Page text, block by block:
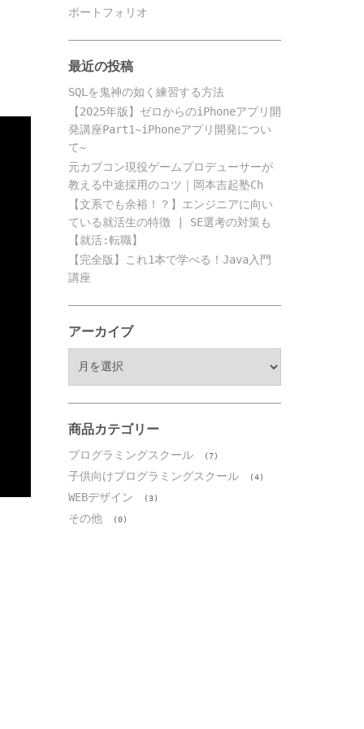
ポートフォリオ
最近の投稿
SQLを鬼神の如く練習する方法
【2025年版】ゼロからのiPhoneアプリ開
発講座Part1~iPhoneアプリ開発につい
て~
元カプコン現役ゲームプロデューサーが
教える中途採用のコツ｜岡本吉起塾Ch
【文系でも余裕！？】エンジニアに向い
ている就活生の特徴 | SE選考の対策も
【就活:転職】
【完全版】これ1本で学べる！Java入門
講座
アーカイブ
ブ
商品カテゴリー
プログラミングスクール (7)
子供向けプログラミングスクール (4)
WEBデザイン (3)
その他 (0)